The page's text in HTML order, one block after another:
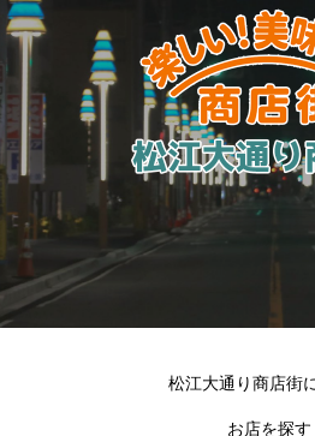
松江大通り商店街
お店を探す